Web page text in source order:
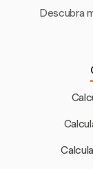
Descubra